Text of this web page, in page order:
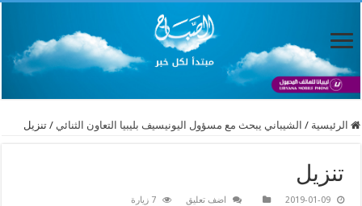
الرئيسية / الشيباني يبحث مع مسؤول اليونيسيف بليبيا التعاون الثنائي / تنزيل
تنزيل
2019-01-09 اضف تعليق 7 زيارة